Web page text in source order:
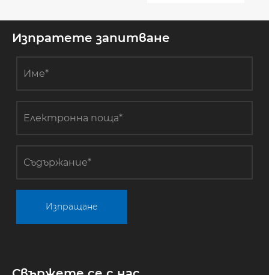
върху
на растежа
Изпратете запитване
Изпращане